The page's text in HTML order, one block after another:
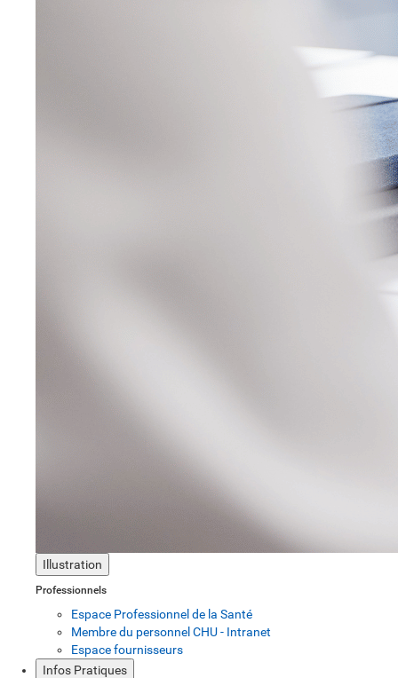
Illustration
Professionnels
Espace Professionnel de la Santé
Membre du personnel CHU - Intranet
Espace fournisseurs
Infos Pratiques